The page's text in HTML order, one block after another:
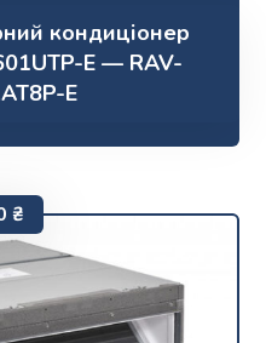
кондиціонер
E — RAV-
E
₴